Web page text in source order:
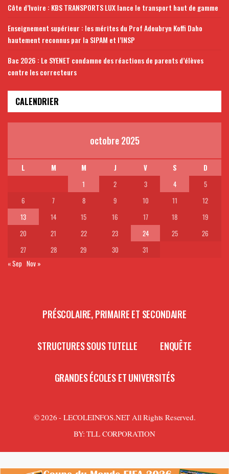
Côte d’Ivoire : KBS TRANSPORTS LUX lance le transport haut de gamme
Enseignement supérieur : les mérites du Prof Adoubryn Koffi Daho
hautement reconnus par la SIPAM et l’INSP
Bac 2026 : Le SYENET condamne des réactions de parents d’élèves
contre les correcteurs
CALENDRIER
octobre 2025
L M M J V S
D
1
2 3 4
5
6
7 8 9 10 11
12
13
14 15 16 17 18
19
20
21 22 23 24 25
26
27
28 29 30
31
« Sep Nov »
PRÉSCOLAIRE, PRIMAIRE ET SECONDAIRE
STRUCTURES SOUS TUTELLE ENQUÊTE
GRANDES ÉCOLES ET UNIVERSITÉS
© 2026 - LECOLEINFOS.NET All Rights Reserved.
BY:TLL CORPORATION